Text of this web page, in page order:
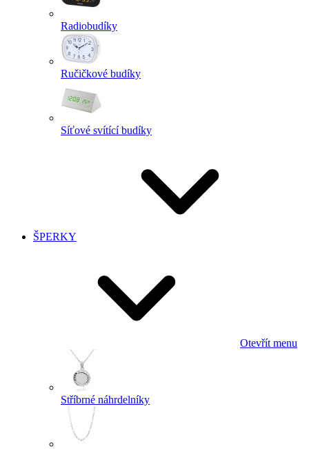
Radiobudíky
Ručičkové budíky
Síťové svítící budíky
ŠPERKY
Otevřít menu
Stříbrné náhrdelníky